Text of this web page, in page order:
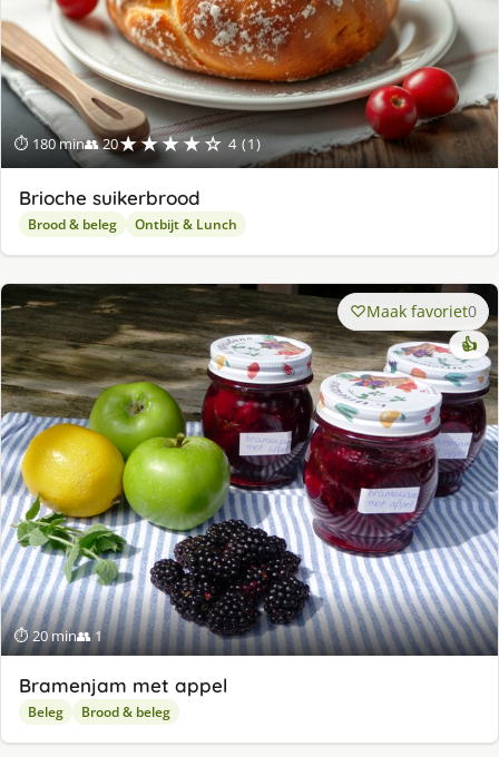
⏱ 180 min👥 20★★★★☆ 4 (1)
Brioche suikerbrood
Brood & beleg Ontbijt & Lunch
⏱ 20 min👥 1
Maak favoriet0
👍
Bramenjam met appel
Beleg Brood & beleg